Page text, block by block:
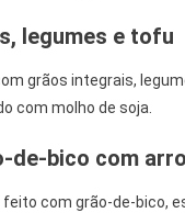
legumes e tofu
grãos integrais,
com molho de soja.
de-bico com
com grão-de-bico,